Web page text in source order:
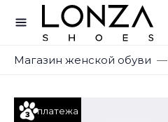
Магазин женской обуви
платежа